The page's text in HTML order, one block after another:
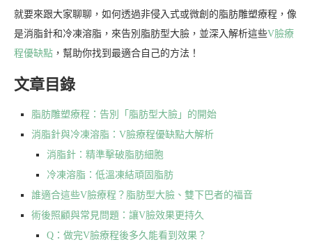
就要來跟大家聊聊，如何透過非侵入式或微創的脂肪雕塑療程，像
是消脂針和冷凍溶脂，來告別脂肪型大臉，並深入解析這些V臉療
程優缺點 ，幫助你找到最適合自己的方法！
文章目錄
脂肪雕塑療程：告別「脂肪型大臉」的開始
消脂針與冷凍溶脂：V臉療程優缺點大解析
消脂針：精準擊破脂肪細胞
冷凍溶脂：低溫凍結頑固脂肪
誰適合這些V臉療程？脂肪型大臉、雙下巴者的福音
術後照顧與常見問題：讓V臉效果更持久
Q：做完V臉療程後多久能看到效果？